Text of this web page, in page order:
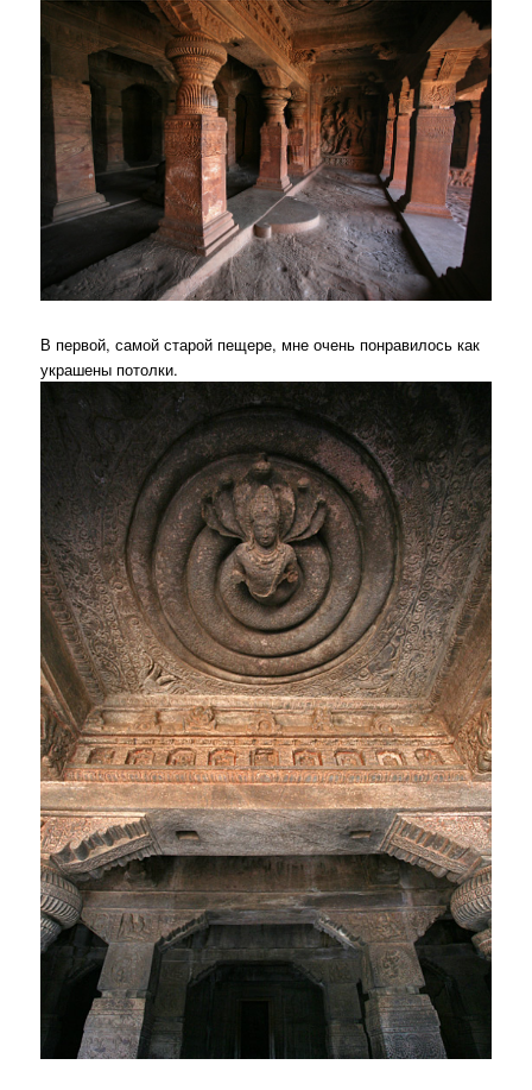
В первой, самой старой пещере, мне очень понравилось как
украшены потолки.